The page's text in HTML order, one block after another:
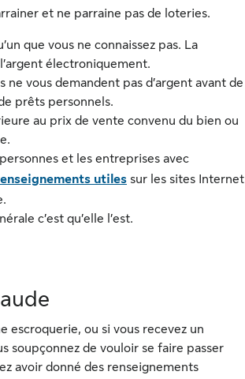
et ne parraine pas de loteries.
que vous ne connaissez pas. La
électroniquement.
vous demandent pas d’argent avant de
prêts personnels.
au prix de vente convenu du bien ou
et les entreprises avec
utiles sur les sites Internet
c’est qu’elle l’est.
escroquerie, ou si vous recevez un
soupçonnez de vouloir se faire passer
avoir donné des renseignements